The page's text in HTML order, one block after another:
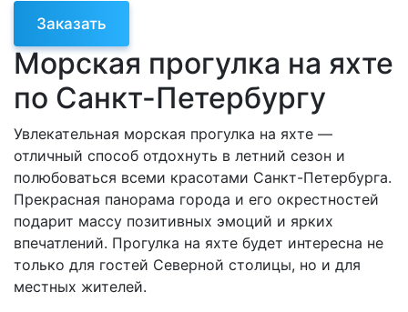
Заказать
Морская прогулка на яхте
по Санкт-Петербургу
Увлекательная морская прогулка на яхте —
отличный способ отдохнуть в летний сезон и
полюбоваться всеми красотами Санкт-Петербурга.
Прекрасная панорама города и его окрестностей
подарит массу позитивных эмоций и ярких
впечатлений. Прогулка на яхте будет интересна не
только для гостей Северной столицы, но и для
местных жителей.